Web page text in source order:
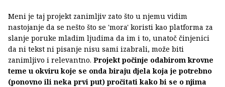
Meni je taj projekt zanimljiv zato što u njemu vidim
nastojanje da se nešto što se 'mora' koristi kao platforma za
slanje poruke mladim ljudima da im i to, unatoč činjenici
da ni tekst ni pisanje nisu sami izabrali, može biti
zanimljivo i relevantno. Projekt počinje odabirom krovne
teme u okviru koje se onda biraju djela koja je potrebno
(ponovno ili neka prvi put) pročitati kako bi se o njima